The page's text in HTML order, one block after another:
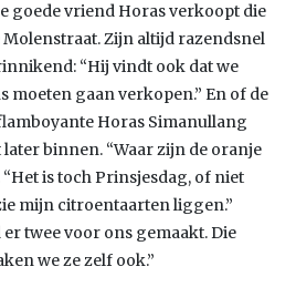
goede vriend Horas verkoopt die
Zijn altijd razendsnel
“Hij vindt ook dat we
moeten gaan verkopen.” En of de
Horas Simanullang
binnen. “Waar zijn de oranje
is toch Prinsjesdag, of niet
mijn citroentaarten liggen.”
twee voor ons gemaakt. Die
we ze zelf ook.”